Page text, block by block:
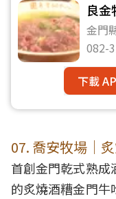
良金
金門
082-
下載
07. 喬安牧場｜
首創金門乾式熟
的炙燒酒糟金門牛